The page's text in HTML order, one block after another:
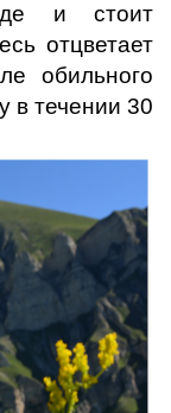
и стоит
отцветает
обильного
в течении 30